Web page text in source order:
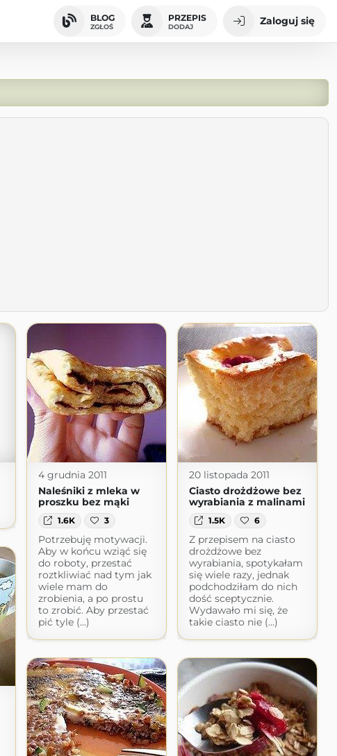
BLOG
ZGŁOŚ
PRZEPIS
DODAJ Zaloguj się
4 grudnia 2011
Naleśniki z mleka w
proszku bez mąki
1.6K 3
Potrzebuję motywacji.
Aby w końcu wziąć się
do roboty, przestać
roztkliwiać nad tym jak
wiele mam do
zrobienia, a po prostu
to zrobić. Aby przestać
pić tyle (...)
20 listopada 2011
Ciasto drożdżowe bez
wyrabiania z malinami
1.5K 6
Z przepisem na ciasto
drożdżowe bez
wyrabiania, spotykałam
się wiele razy, jednak
podchodziłam do nich
dość sceptycznie.
Wydawało mi się, że
takie ciasto nie (...)